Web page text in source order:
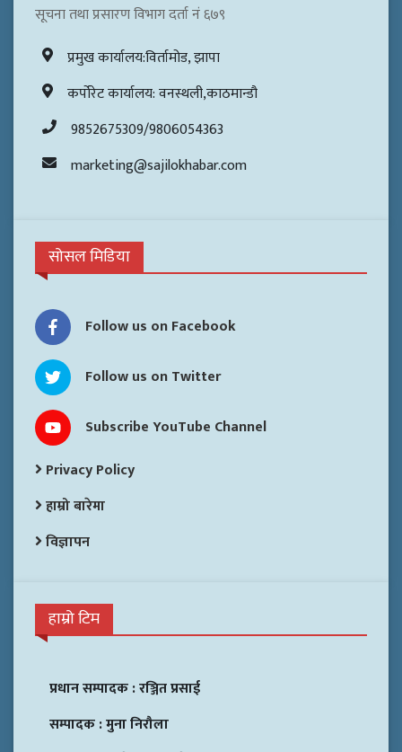
सूचना तथा प्रसारण विभाग दर्ता नं ६७९
प्रमुख कार्यालय:विर्तामोड, झापा
कर्पोरेट कार्यालय: वनस्थली,काठमान्डौ
9852675309/9806054363
marketing@sajilokhabar.com
सोसल मिडिया
Follow us on Facebook
Follow us on Twitter
Subscribe YouTube Channel
Privacy Policy
हाम्रो बारेमा
विज्ञापन
हाम्रो टिम
प्रधान सम्पादक :रञ्जित प्रसाई
सम्पादक :मुना निरौला